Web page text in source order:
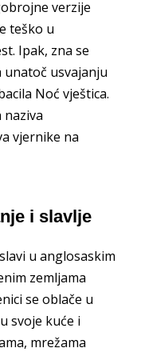
verzije
teško u
Ipak, zna se
unatoč usvajanju
Noć vještica.
naziva
vjernike na
i slavlje
u anglosaskim
zemljama
se oblače u
svoje kuće i
mrežama